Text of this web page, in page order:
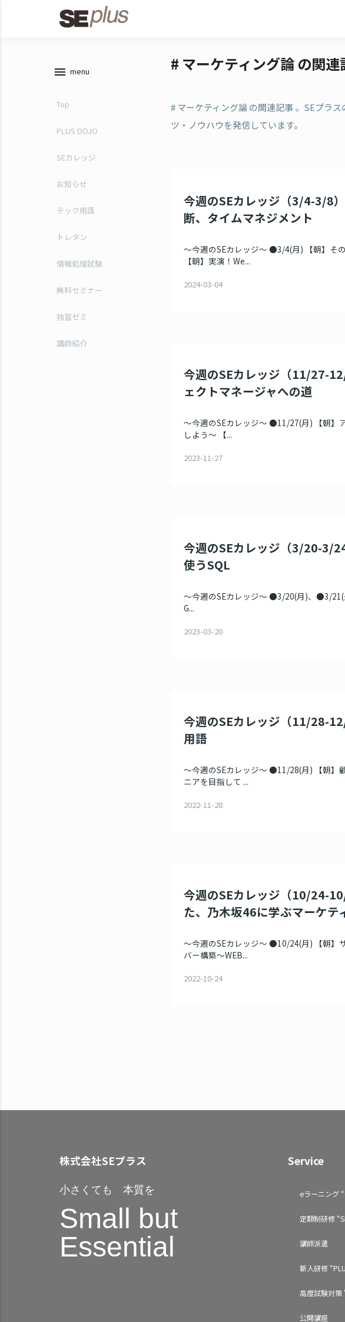
menu menu
Top
PLUS DOJO
SEカレッジ
お知らせ
テック用語
トレタン
情報処理試験
無料セミナー
独習ゼミ
講師紹介
# マーケティング論 の関連
# マーケティング論 の関連記事 。SEプラ
ツ・ノウハウを発信しています。
今週のSEカレッジ（3/4-3/8
断、タイムマネジメント
～今週のSEカレッジ～ ●3/4(月) 【朝】そ
【朝】実演！We...
2024-03-04
今週のSEカレッジ（11/27-
ェクトマネージャへの道
～今週のSEカレッジ～ ●11/27(月) 【朝】
しよう～ 【...
2023-11-27
今週のSEカレッジ（3/20-3/
使うSQL
～今週のSEカレッジ～ ●3/20(月)、●3/
G...
2023-03-20
今週のSEカレッジ（11/28-
用語
～今週のSEカレッジ～ ●11/28(月) 【朝】
ニアを目指して ...
2022-11-28
今週のSEカレッジ（10/24-
た、乃木坂46に学ぶマーケテ
～今週のSEカレッジ～ ●10/24(月) 【朝】
バー構築～WEB...
2022-10-24
株式会社SEプラス
小さくても 本質を
Small but
Essential
Service
eラーニング
定額制研修
講師派遣
新人研修
高度試験対策
公開講座